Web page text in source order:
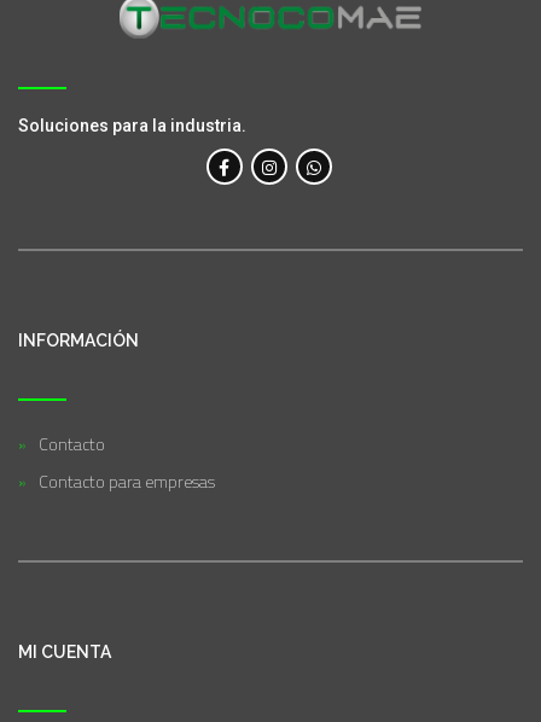
Soluciones para la industria.
INFORMACIÓN
Contacto
Contacto para empresas
MI CUENTA